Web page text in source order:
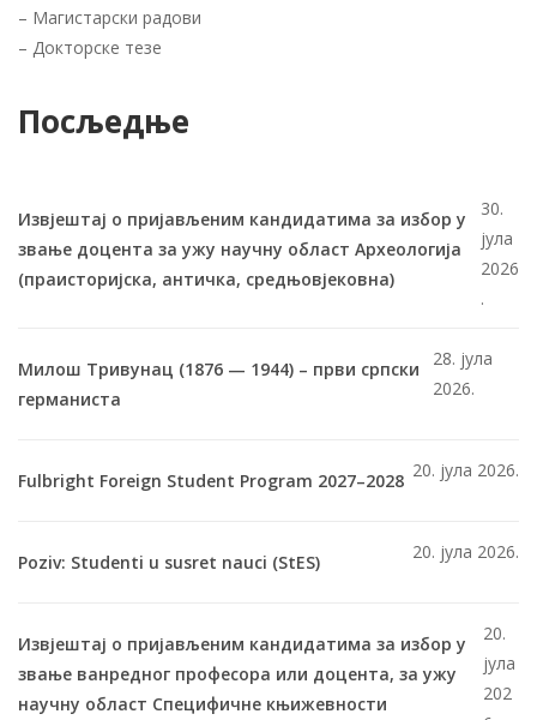
– Магистарски радови
– Докторске тезе
Посљедње
Извјештај о пријављеним кандидатима за избор у
звање доцента за ужу научну област Археологија
(праисторијска, античка, средњовјековна)
30.
јула
2026
.
Милош Тривунац (1876 — 1944) – први српски
германиста
28. јула
2026.
Fulbright Foreign Student Program 2027–2028 20. јула 2026.
Poziv: Studenti u susret nauci (StES) 20. јула 2026.
Извјештај о пријављеним кандидатима за избор у
звање ванредног професора или доцента, за ужу
научну област Специфичне књижевности
20.
јула
202